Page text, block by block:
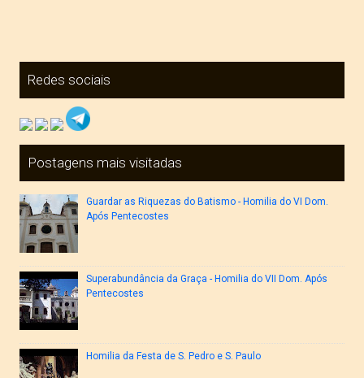
Redes sociais
Postagens mais visitadas
Guardar as Riquezas do Batismo - Homilia do VI Dom.
Após Pentecostes
Superabundância da Graça - Homilia do VII Dom. Após
Pentecostes
Homilia da Festa de S. Pedro e S. Paulo